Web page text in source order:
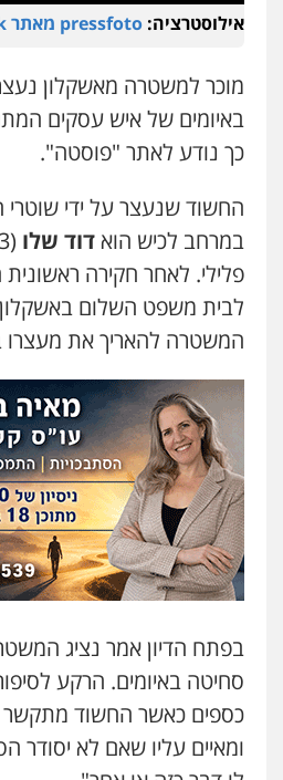
פלילי דיני תעבורה
0505078733
פלילי פשיעה
0507446995
משרד עורכי דין
0547556464
עו"ד אילן
פלילי פשיעה
0522992110
עו"ד שאדי נאטור
פלילי פשיעה
0509230800
גיל דביר – משרד
פלילי פשיעה
0506217771
אילוסטרציה: pressfoto מאתר freepik
מוכר למשטרה מאשקלון
באיומים של איש עסקים
כך נודע לאתר "פוסטה".
החשוד שנעצר על ידי שוטרי
במרחב לכיש הוא דוד שלו
פלילי. לאחר חקירה
לבית משפט השלום
המשטרה להאריך את מעצרו
בפתח הדיון אמר נציג
סחיטה באיומים. הרקע
כספים כאשר החשוד מתקשר
ומאיים עליו שאם לא יסודר